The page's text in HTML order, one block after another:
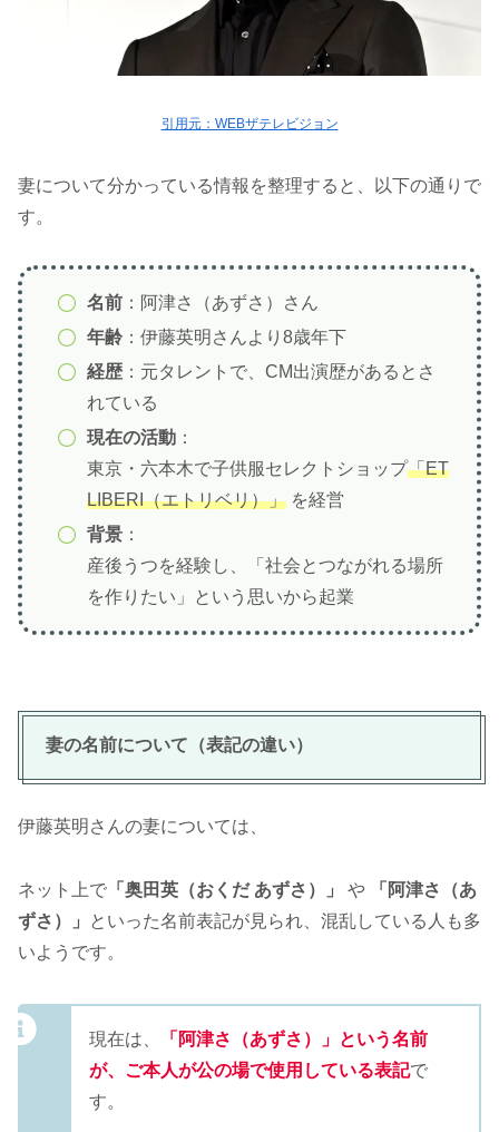
引用元：WEBザテレビジョン
妻について分かっている情報を整理すると、以下の通りで
す。
名前：阿津さ（あずさ）さん
年齢：伊藤英明さんより8歳年下
経歴：元タレントで、CM出演歴があるとさ
れている
現在の活動：
東京・六本木で子供服セレクトショップ「ET
LIBERI（エトリベリ）」を経営
背景：
産後うつを経験し、「社会とつながれる場所
を作りたい」という思いから起業
妻の名前について（表記の違い）
伊藤英明さんの妻については、
ネット上で 「奥田英（おくだ あずさ）」 や
「阿津さ（あ
ずさ）」
といった名前表記が見られ、混乱している人も多
いようです。
現在は、
「阿津さ（あずさ）」という名前
が、ご本人が公の場で使用している表記で
す。